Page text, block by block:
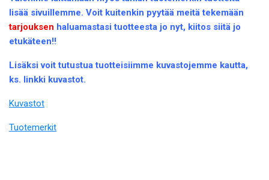
lisää sivuillemme. Voit kuitenkin pyytää meitä tekemään
tarjouksen haluamastasi tuotteesta jo nyt, kiitos siitä jo
etukäteen!!
Lisäksi voit tutustua tuotteisiimme kuvastojemme kautta,
ks. linkki kuvastot.
Kuvastot
Tuotemerkit